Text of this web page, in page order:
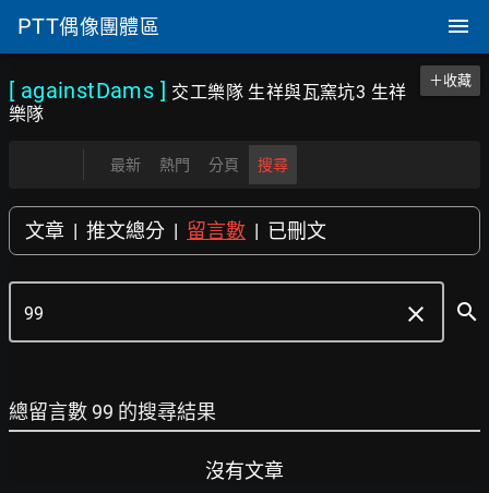
PTT偶像團體區
[ againstDams ] 交工樂隊 生祥與瓦窯坑3 生祥
樂隊
＋收藏
最新 熱門 分頁 搜尋
文章 | 推文總分 | 留言數 | 已刪文
clear search
總留言數 99 的搜尋結果
沒有文章